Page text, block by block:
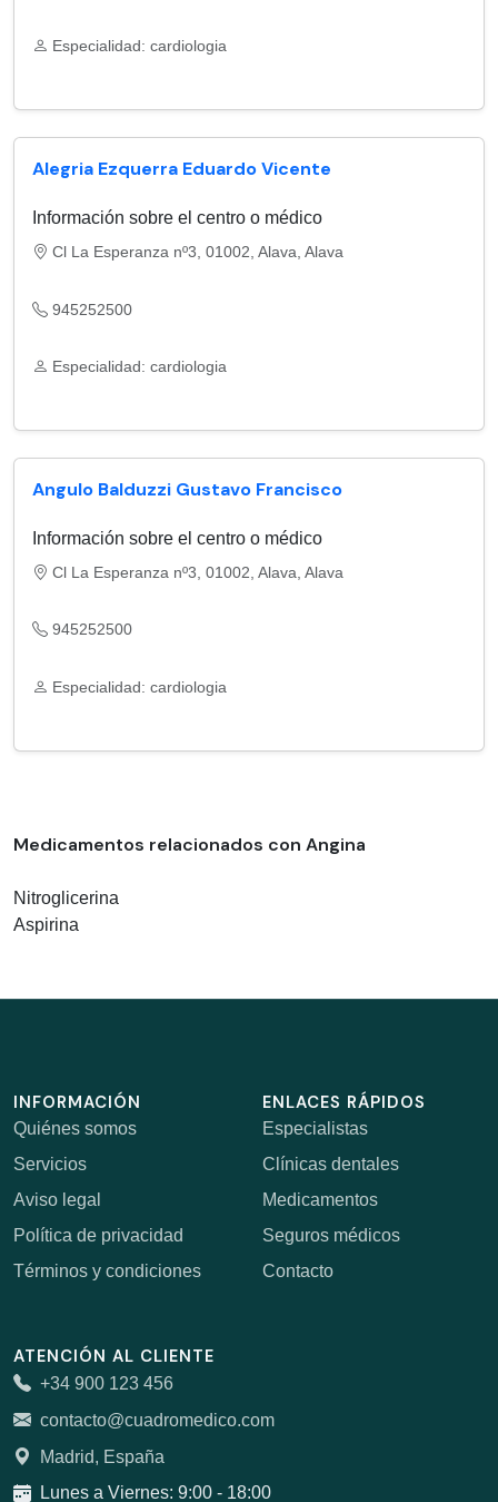
Especialidad: cardiologia
Alegria Ezquerra Eduardo Vicente
Información sobre el centro o médico
Cl La Esperanza nº3, 01002, Alava, Alava
945252500
Especialidad: cardiologia
Angulo Balduzzi Gustavo Francisco
Información sobre el centro o médico
Cl La Esperanza nº3, 01002, Alava, Alava
945252500
Especialidad: cardiologia
Medicamentos relacionados con Angina
Nitroglicerina
Aspirina
INFORMACIÓN
Quiénes somos
Servicios
Aviso legal
Política de privacidad
Términos y condiciones
ENLACES RÁPIDOS
Especialistas
Clínicas dentales
Medicamentos
Seguros médicos
Contacto
ATENCIÓN AL CLIENTE
+34 900 123 456
contacto@cuadromedico.com
Madrid, España
Lunes a Viernes: 9:00 - 18:00